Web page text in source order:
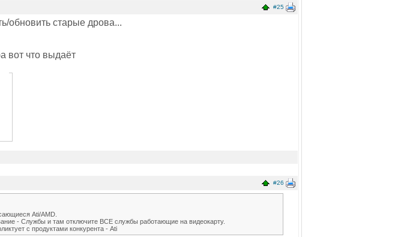
#25
обновить старые дрова...
вот что выдаёт
#26
Ati/AMD.
- Службы и там отключите ВСЕ службы работающие на видеокарту.
с продуктами конкурента - Ati